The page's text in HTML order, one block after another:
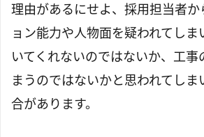
理由があるにせよ、採用担当者
ョン能力や人物面を疑われてし
いてくれないのではないか、工事
まうのではないかと思われてし
合があります。